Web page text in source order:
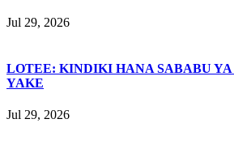
Jul 29, 2026
LOTEE: KINDIKI HANA SABABU
YAKE
Jul 29, 2026